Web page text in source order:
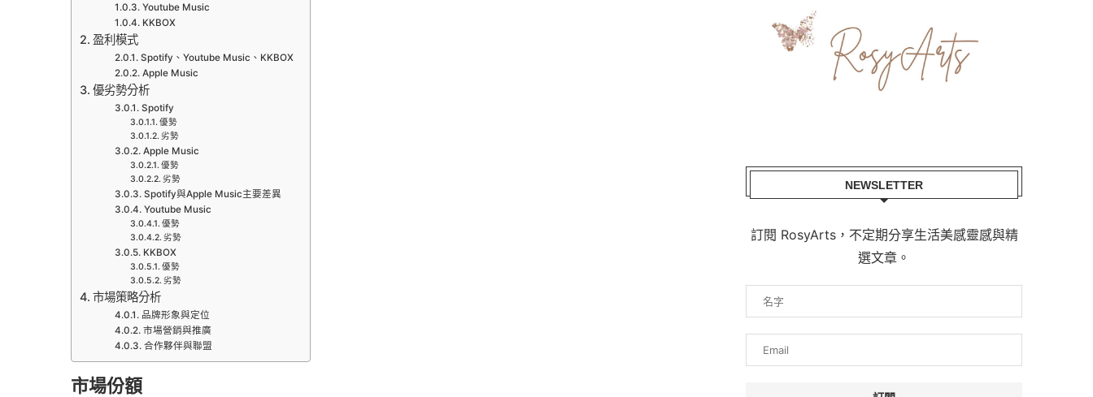
Youtube Music
KKBOX
盈利模式
Spotify、Youtube Music、KKBOX
Apple Music
優劣勢分析
Spotify
優勢
劣勢
Apple Music
優勢
劣勢
Spotify與Apple Music主要差異
Youtube Music
優勢
劣勢
KKBOX
優勢
劣勢
市場策略分析
品牌形象與定位
市場營銷與推廣
合作夥伴與聯盟
市場份額
NEWSLETTER
訂閱 RosyArts，不定期分享生活美感靈感與精
選文章。